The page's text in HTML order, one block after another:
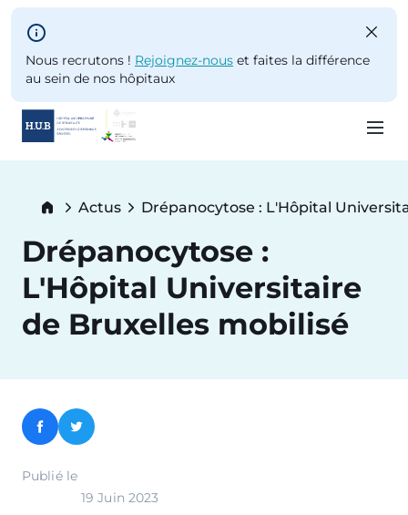
Skip to main content
Nous recrutons ! Rejoignez-nous et faites la différence
au sein de nos hôpitaux
content
Breadcrumb
Actus
Current:
Drépanocytose : L'Hôpital
Drépanocytose :
L'Hôpital Universitaire
de Bruxelles mobilisé
Facebook
Twitter
Publié le
19 Juin 2023